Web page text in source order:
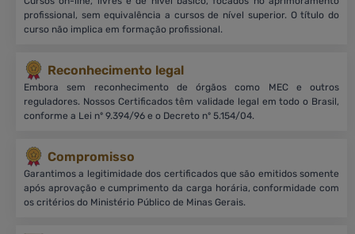
profissional, sem equivalência a cursos de nível superior. O título do
curso não implica em formação profissional.
Reconhecimento legal
Embora sem reconhecimento de órgãos como MEC e outros
reguladores. Nossos Certificados têm validade legal em todo o Brasil,
conforme a Lei nº 9.394/96 e o Decreto nº 5.154/04.
Compromisso
Garantimos a legitimidade dos certificados que são emitidos somente
após aprovação e cumprimento da carga horária, conformidade com
os critérios do Ministério Público de Minas Gerais.